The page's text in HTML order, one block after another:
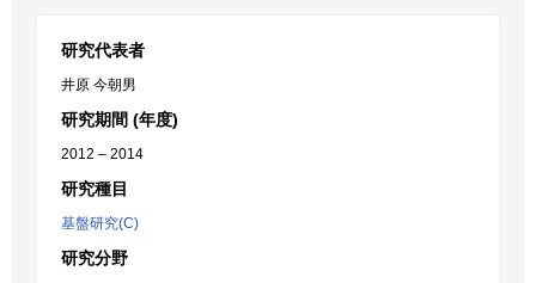
研究代表者
井原 今朝男
研究期間 (年度)
2012 – 2014
研究種目
基盤研究(C)
研究分野